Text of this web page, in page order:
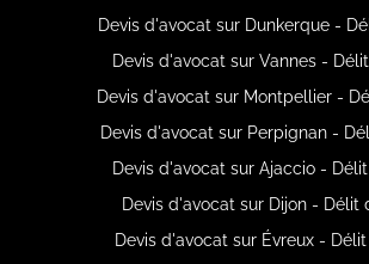
Devis d'avocat sur Dunkerque -
Devis d'avocat sur Vannes -
Devis d'avocat sur Montpellier -
Devis d'avocat sur Perpignan -
Devis d'avocat sur Ajaccio -
Devis d'avocat sur Dijon - Délit
Devis d'avocat sur Évreux -